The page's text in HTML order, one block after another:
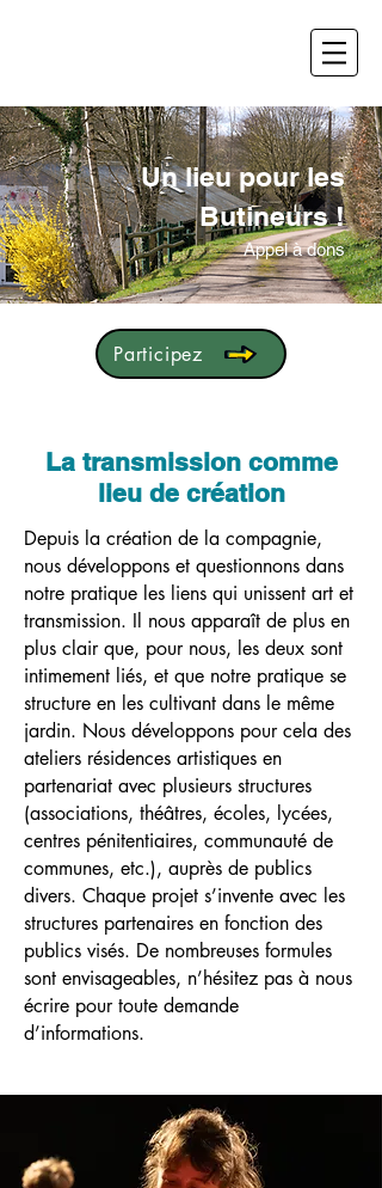
Un lieu pour les
Butineurs !
Appel à dons
Participez
La transmission comme
lieu de création
Depuis la création de la compagnie,
nous développons et questionnons dans
notre pratique les liens qui unissent art et
transmission. Il nous apparaît de plus en
plus clair que, pour nous, les deux sont
intimement liés, et que notre pratique se
structure en les cultivant dans le même
jardin. Nous développons pour cela des
ateliers résidences artistiques en
partenariat avec plusieurs structures
(associations, théâtres, écoles, lycées,
centres pénitentiaires, communauté de
communes, etc.), auprès de publics
divers. Chaque projet s’invente avec les
structures partenaires en fonction des
publics visés. De nombreuses formules
sont envisageables, n’hésitez pas à nous
écrire pour toute demande
d’informations.